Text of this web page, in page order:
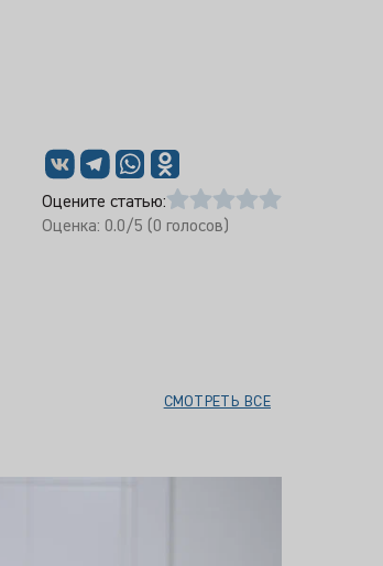
Оцените статью:
Оценка: 0.0/5 (0 голосов)
СМОТРЕТЬ ВСЕ